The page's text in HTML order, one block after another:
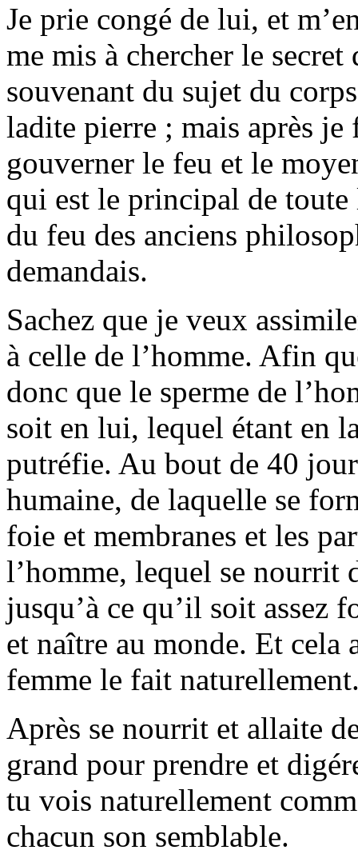
Je prie congé de lui, et
me mis à chercher le
souvenant du sujet du
ladite pierre ; mais après je
gouverner le feu et le
qui est le principal de
du feu des anciens
demandais.
Sachez que je veux
à celle de l’homme. Afin
donc que le sperme de
soit en lui, lequel étant en
putréfie. Au bout de 40
humaine, de laquelle se
foie et membranes et les
l’homme, lequel se nourrit
jusqu’à ce qu’il soit assez
et naître au monde. Et
femme le fait
Après se nourrit et allaite
grand pour prendre et
tu vois naturellement
chacun son semblable.